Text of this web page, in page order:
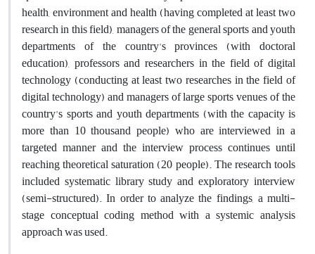
health, environment and health (having completed at least two
research in this field), managers of the general sports and youth
departments of the country's provinces (with doctoral
education), professors and researchers in the field of digital
technology (conducting at least two researches in the field of
digital technology) and managers of large sports venues of the
country's sports and youth departments (with the capacity is
more than 10 thousand people) who are interviewed in a
targeted manner and the interview process continues until
reaching theoretical saturation (20 people). The research tools
included systematic library study and exploratory interview
(semi-structured). In order to analyze the findings, a multi-
stage conceptual coding method with a systemic analysis
approach was used.